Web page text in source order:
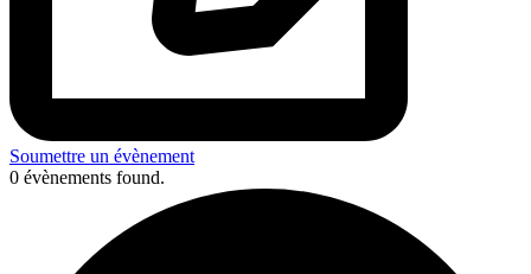
Soumettre un évènement
0 évènements found.